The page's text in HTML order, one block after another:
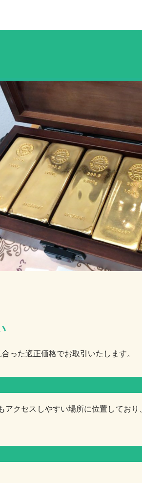
った適正価格でお取引いたします。
クセスしやすい場所に位置してお